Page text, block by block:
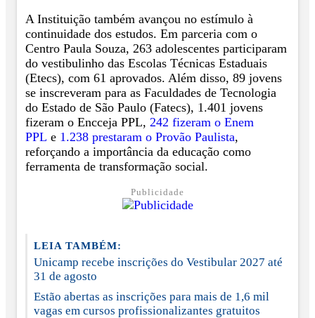
A Instituição também avançou no estímulo à
continuidade dos estudos. Em parceria com o
Centro Paula Souza, 263 adolescentes participaram
do vestibulinho das Escolas Técnicas Estaduais
(Etecs), com 61 aprovados. Além disso, 89 jovens
se inscreveram para as Faculdades de Tecnologia
do Estado de São Paulo (Fatecs), 1.401 jovens
fizeram o Encceja PPL, 242 fizeram o Enem
PPL e 1.238 prestaram o Provão Paulista,
reforçando a importância da educação como
ferramenta de transformação social.
Publicidade
LEIA TAMBÉM:
Unicamp recebe inscrições do Vestibular 2027 até
31 de agosto
Estão abertas as inscrições para mais de 1,6 mil
vagas em cursos profissionalizantes gratuitos